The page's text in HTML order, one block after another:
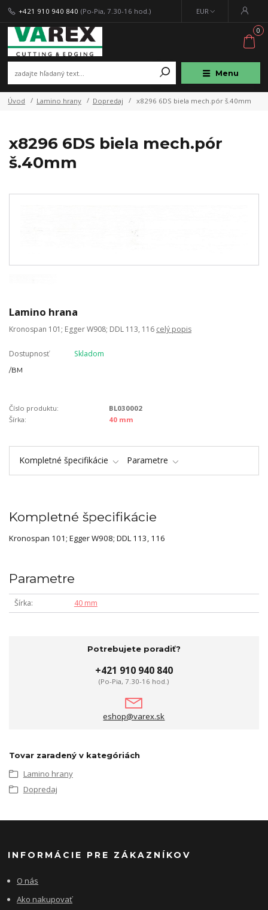
Menu
EUR
+421 910 940 840 (Po-Pia, 7.30-16 hod.)
0
Úvod Lamino hrany Dopredaj x8296 6DS biela mech.pór š.40mm
x8296 6DS biela mech.pór
š.40mm
Lamino hrana
Kronospan 101; Egger W908; DDL 113, 116 celý popis
Dostupnosť Skladom
/BM
Číslo produktu:
BL030002
Šírka:
40 mm
Kompletné špecifikácie Parametre
Kompletné špecifikácie
Kronospan 101; Egger W908; DDL 113, 116
Parametre
Šírka 40 mm
Potrebujete poradiť?
+421 910 940 840
(Po-Pia, 7.30-16 hod.)
eshop@varex.sk
Tovar zaradený v kategóriách
Lamino hrany
Dopredaj
INFORMÁCIE PRE ZÁKAZNÍKOV
O nás
Ako nakupovať